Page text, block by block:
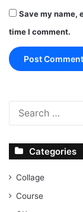
Save my name,
time I comment.
Categories
Collage
Course